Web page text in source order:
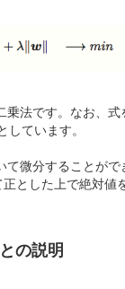
乗法です。なお、
ています。
て微分することが
とした上で絶対値
の説明